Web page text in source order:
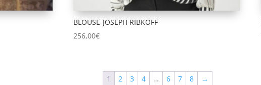
BLOUSE-JOSEPH RIBKOFF
256,00€
1 2 3 4 … 6 7 8 →